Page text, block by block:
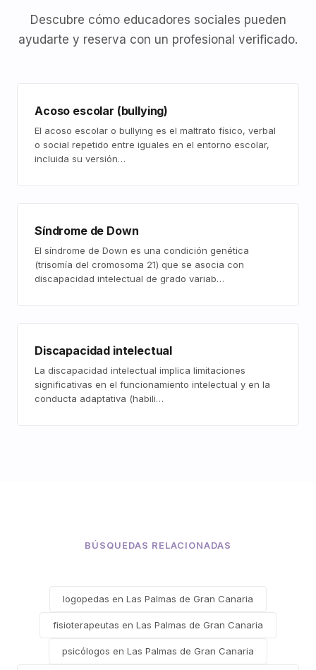
Descubre cómo educadores sociales pueden
ayudarte y reserva con un profesional verificado.
Acoso escolar (bullying)
El acoso escolar o bullying es el maltrato físico, verbal
o social repetido entre iguales en el entorno escolar,
incluida su versión…
Síndrome de Down
El síndrome de Down es una condición genética
(trisomía del cromosoma 21) que se asocia con
discapacidad intelectual de grado variab…
Discapacidad intelectual
La discapacidad intelectual implica limitaciones
significativas en el funcionamiento intelectual y en la
conducta adaptativa (habili…
BÚSQUEDAS RELACIONADAS
logopedas en Las Palmas de Gran Canaria
fisioterapeutas en Las Palmas de Gran Canaria
psicólogos en Las Palmas de Gran Canaria